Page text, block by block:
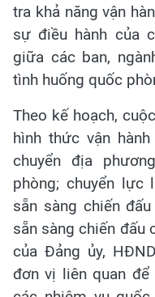
tra khả năng vận
sự điều hành của
giữa các ban,
tình huống quốc
Theo kế hoạch,
hình thức vận
chuyển địa
phòng; chuyển lực
sẵn sàng chiến
sẵn sàng chiến đấu
của Đảng ủy,
đơn vị liên quan